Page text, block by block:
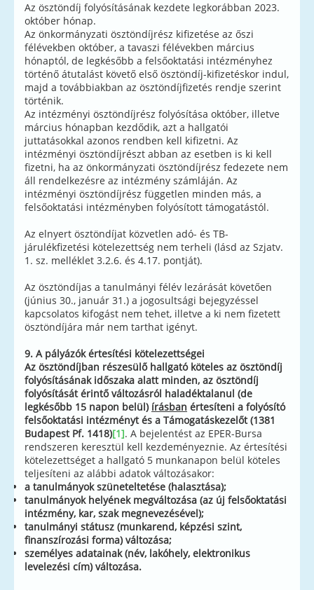
Az ösztöndíj folyósításának kezdete legkorábban 2023.
október hónap.
Az önkormányzati ösztöndíjrész kifizetése az őszi
félévekben október, a tavaszi félévekben március
hónaptól, de legkésőbb a felsőoktatási intézményhez
történő átutalást követő első ösztöndíj-kifizetéskor indul,
majd a továbbiakban az ösztöndíjfizetés rendje szerint
történik.
Az intézményi ösztöndíjrész folyósítása október, illetve
március hónapban kezdődik, azt a hallgatói
juttatásokkal azonos rendben kell kifizetni. Az
intézményi ösztöndíjrészt abban az esetben is ki kell
fizetni, ha az önkormányzati ösztöndíjrész fedezete nem
áll rendelkezésre az intézmény számláján. Az
intézményi ösztöndíjrész független minden más, a
felsőoktatási intézményben folyósított támogatástól.
Az elnyert ösztöndíjat közvetlen adó- és TB-
járulékfizetési kötelezettség nem terheli (lásd az Szjatv.
1. sz. melléklet 3.2.6. és 4.17. pontját).
Az ösztöndíjas a tanulmányi félév lezárását követően
(június 30., január 31.) a jogosultsági bejegyzéssel
kapcsolatos kifogást nem tehet, illetve a ki nem fizetett
ösztöndíjára már nem tarthat igényt.
9. A pályázók értesítési kötelezettségei
Az ösztöndíjban részesülő hallgató köteles az ösztöndíj
folyósításának időszaka alatt minden, az ösztöndíj
folyósítását érintő változásról haladéktalanul (de
legkésőbb 15 napon belül) írásban értesíteni a folyósító
felsőoktatási intézményt és a Támogatáskezelőt (1381
Budapest Pf. 1418)[1]. A bejelentést az EPER-Bursa
rendszeren keresztül kell kezdeményeznie. Az értesítési
kötelezettséget a hallgató 5 munkanapon belül köteles
teljesíteni az alábbi adatok változásakor:
a tanulmányok szüneteltetése (halasztása);
tanulmányok helyének megváltozása (az új felsőoktatási
intézmény, kar, szak megnevezésével);
tanulmányi státusz (munkarend, képzési szint,
finanszírozási forma) változása;
személyes adatainak (név, lakóhely, elektronikus
levelezési cím) változása.